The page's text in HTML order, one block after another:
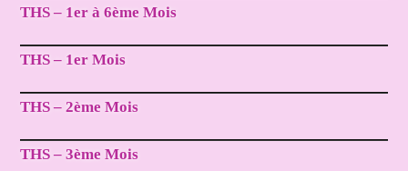
THS – 1er à 6ème Mois
THS – 1er Mois
THS – 2ème Mois
THS – 3ème Mois